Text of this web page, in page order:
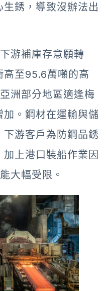
銹，導致沒辦法出
游補庫存意願轉
高至95.6萬噸的高
洲部分地區適逢梅
。鋼材在運輸與儲
游客戶為防鋼品銹
上港口裝船作業因
大幅受限。